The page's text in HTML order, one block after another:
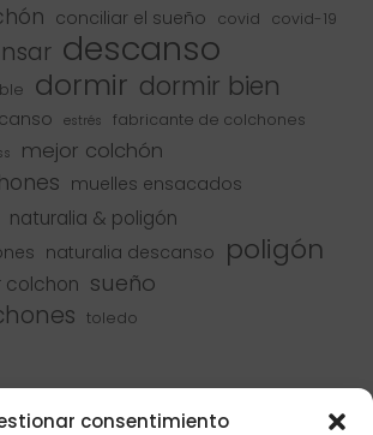
consentimiento
conciliar el sueño covid
covid-19
descanso
dormir dormir bien
estrés fabricante de colchones
mejor colchón
muelles ensacados
naturalia & poligón
naturalia descanso poligón
colchon sueño
toledo